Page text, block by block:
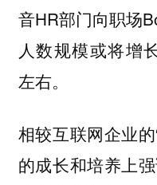
音HR部门向职场
人数规模或将增
左右。
相较互联网企业
的成长和培养上